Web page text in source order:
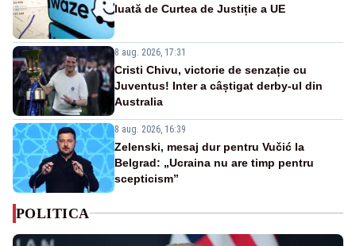
luată de Curtea de Justiție a UE
8 aug. 2026, 17:31
Cristi Chivu, victorie de senzație cu
Juventus! Inter a câștigat derby-ul din
Australia
8 aug. 2026, 16:39
Zelenski, mesaj dur pentru Vučić la
Belgrad: „Ucraina nu are timp pentru
scepticism”
POLITICA